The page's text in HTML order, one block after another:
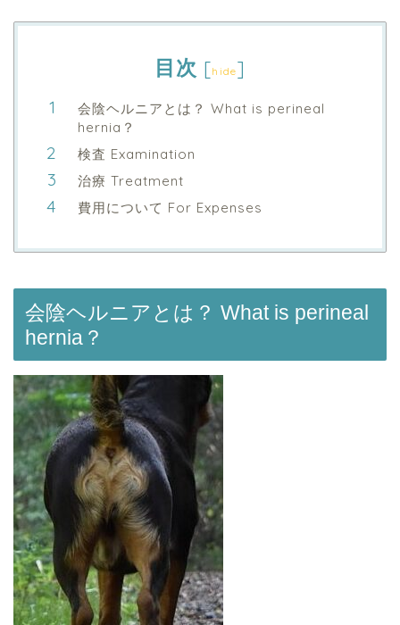
目次 [hide]
会陰ヘルニアとは？ What is perineal
hernia？
検査 Examination
治療 Treatment
費用について For Expenses
会陰ヘルニアとは？ What is perineal
hernia？